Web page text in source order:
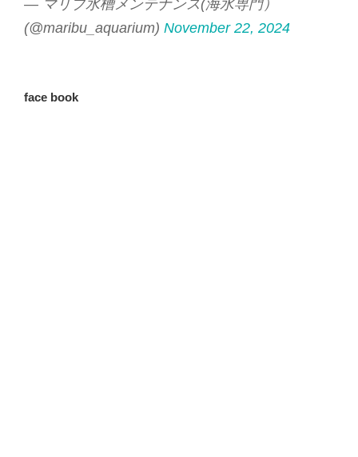
— マリブ水槽メンテナンス(海水専門）
(@maribu_aquarium) November 22, 2024
face book